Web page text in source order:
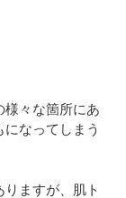
様々な箇所にあ
なってしまう
ますが、肌ト